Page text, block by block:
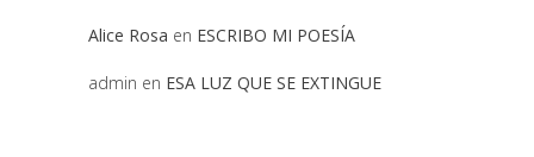
Alice Rosa en ESCRIBO MI POESÍA
admin en ESA LUZ QUE SE EXTINGUE